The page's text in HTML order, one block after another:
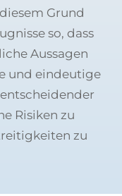
Grund
so, dass
Aussagen
und eindeutige
Risiken zu
zu